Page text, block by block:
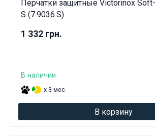
Перчатки защитные Victorinox
S (7.9036.S)
1 332 грн.
В наличии
x 3 мес.
В корзину
Вам исполнилось 18